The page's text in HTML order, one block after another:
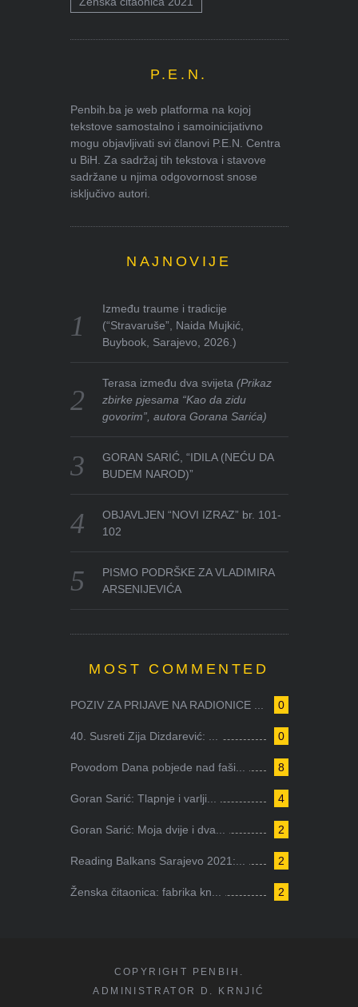
P.E.N.
Penbih.ba je web platforma na kojoj
tekstove samostalno i samoinicijativno
mogu objavljivati svi članovi P.E.N. Centra
u BiH. Za sadržaj tih tekstova i stavove
sadržane u njima odgovornost snose
isključivo autori.
NAJNOVIJE
Između traume i tradicije
(“Stravaruše”, Naida Mujkić,
Buybook, Sarajevo, 2026.)
Terasa između dva svijeta(Prikaz
zbirke pjesama “Kao da zidu
govorim”, autora Gorana Sarića)
GORAN SARIĆ, “IDILA (NEĆU DA
BUDEM NAROD)”
OBJAVLJEN “NOVI IZRAZ” br. 101-
102
PISMO PODRŠKE ZA VLADIMIRA
ARSENIJEVIĆA
MOST COMMENTED
0
POZIV ZA PRIJAVE NA RADIONICE ...
0
40. Susreti Zija Dizdarević: ...
8
Povodom Dana pobjede nad faši...
4
Goran Sarić: Tlapnje i varlji...
2
Goran Sarić: Moja dvije i dva...
2
Reading Balkans Sarajevo 2021:...
2
Ženska čitaonica: fabrika kn...
COPYRIGHT PENBIH.
ADMINISTRATOR D. KRNJIĆ